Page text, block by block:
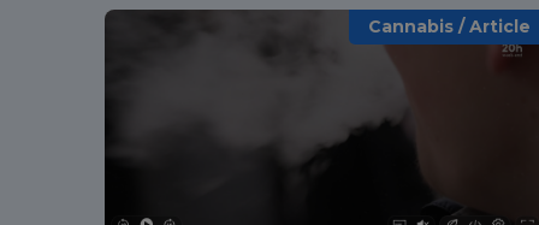
Cannabis / Article